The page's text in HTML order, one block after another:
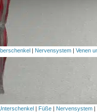
Nervensystem| Venen
| Füße | Nervensystem |